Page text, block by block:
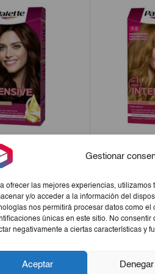
Gestionar
ofrecer las mejores experiencias,
y/o acceder a la información del
nos permitirá procesar datos como
únicas en este sitio. No consentir
negativamente a ciertas características y
Aceptar Denegar
ICC 4.6 Castaño
Marrón
€5,40
+
Tinte
-